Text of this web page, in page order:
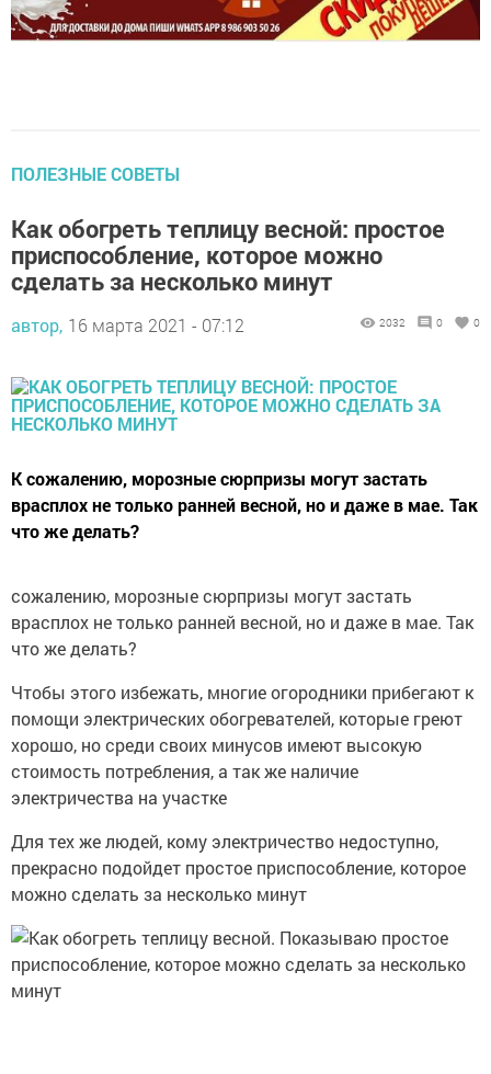
Как обогреть теплицу весной: простое
приспособление, которое можно
сделать за несколько минут
врасплох не только ранней весной, но и даже в мае. Так
что же делать?
врасплох не только ранней весной, но и даже в мае. Так
что же делать?
помощи электрических обогревателей, которые греют
хорошо, но среди своих минусов имеют высокую
стоимость потребления, а так же наличие
электричества на участке
прекрасно подойдет простое приспособление, которое
можно сделать за несколько минут